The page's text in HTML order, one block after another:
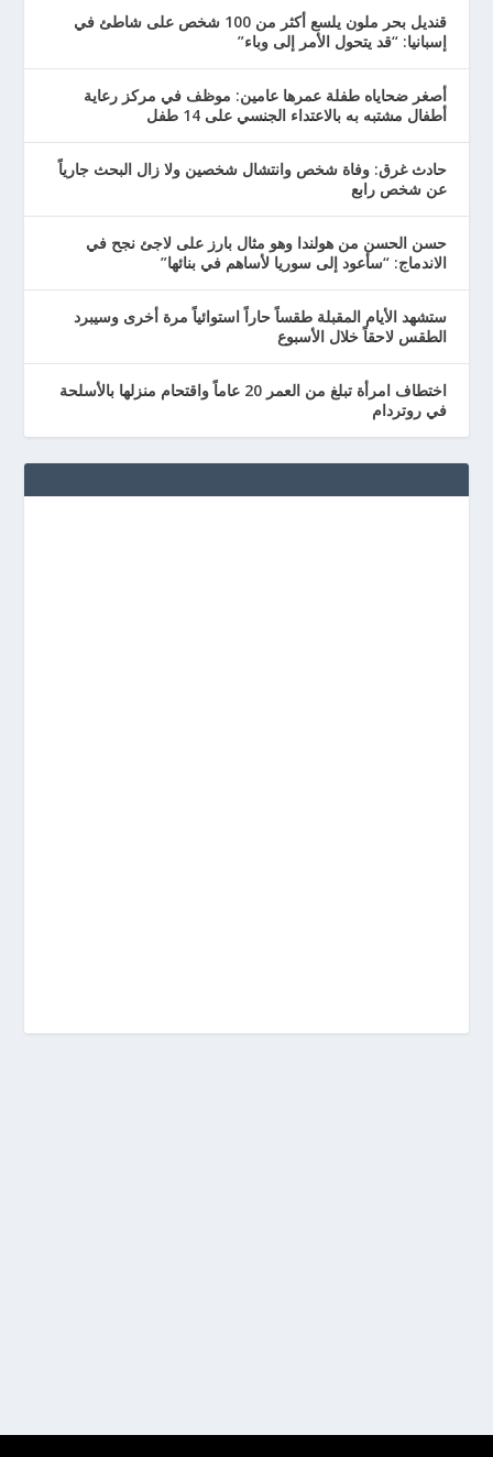
قنديل بحر ملون يلسع أكثر من 100 شخص على شاطئ في
إسبانيا: “قد يتحول الأمر إلى وباء”
أصغر ضحاياه طفلة عمرها عامين: موظف في مركز رعاية
أطفال مشتبه به بالاعتداء الجنسي على 14 طفل
حادث غرق: وفاة شخص وانتشال شخصين ولا زال البحث جارياً
عن شخص رابع
حسن الحسن من هولندا وهو مثال بارز على لاجئ نجح في
الاندماج: “سأعود إلى سوريا لأساهم في بنائها”
ستشهد الأيام المقبلة طقساً حاراً استوائياً مرة أخرى وسيبرد
الطقس لاحقاً خلال الأسبوع
اختطاف امرأة تبلغ من العمر 20 عاماً واقتحام منزلها بالأسلحة
في روتردام